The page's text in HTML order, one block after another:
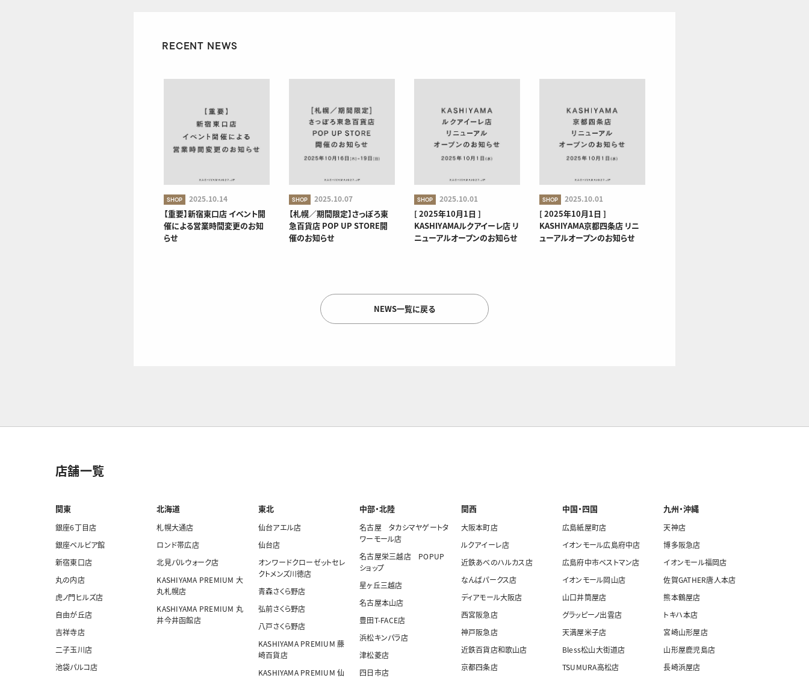
RECENT NEWS
SHOP 2025.10.14
【重要】新宿東口店 イベント開
催による営業時間変更のお知
らせ
SHOP 2025.10.07
【札幌／期間限定】さっぽろ東
急百貨店 POP UP STORE開
催のお知らせ
SHOP 2025.10.01
[ 2025年10月1日 ]
KASHIYAMAルクアイーレ店 リ
ニューアルオープンのお知らせ
SHOP 2025.10.01
[ 2025年10月1日 ]
KASHIYAMA京都四条店 リニ
ューアルオープンのお知らせ
NEWS一覧に戻る
店舗一覧
関東
銀座6丁目店
銀座ベルビア館
新宿東口店
丸の内店
虎ノ門ヒルズ店
自由が丘店
吉祥寺店
二子玉川店
池袋パルコ店
北海道
札幌大通店
ロンド帯広店
北見パルウォーク店
KASHIYAMA PREMIUM 大
丸札幌店
KASHIYAMA PREMIUM 丸
井今井函館店
東北
仙台アエル店
仙台店
オンワードクローゼットセレ
クトメンズ川徳店
青森さくら野店
弘前さくら野店
八戸さくら野店
KASHIYAMA PREMIUM 藤
崎百貨店
KASHIYAMA PREMIUM 仙
中部・北陸
名古屋 タカシマヤゲートタ
ワーモール店
名古屋栄三越店 POPUP
ショップ
星ヶ丘三越店
名古屋本山店
豊田T-FACE店
浜松キンパラ店
津松菱店
四日市店
関西
大阪本町店
ルクアイーレ店
近鉄あべのハルカス店
なんばパークス店
ディアモール大阪店
西宮阪急店
神戸阪急店
近鉄百貨店和歌山店
京都四条店
中国・四国
広島紙屋町店
イオンモール広島府中店
広島府中市ベストマン店
イオンモール岡山店
山口井筒屋店
グラッピーノ出雲店
天満屋米子店
Bless松山大街道店
TSUMURA高松店
九州・沖縄
天神店
博多阪急店
イオンモール福岡店
佐賀GATHER唐人本店
熊本鶴屋店
トキハ本店
宮崎山形屋店
山形屋鹿児島店
長崎浜屋店